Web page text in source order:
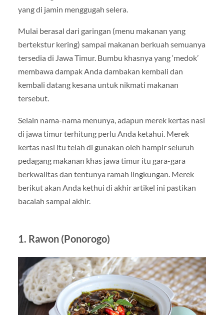
yang di jamin menggugah selera.
Mulai berasal dari garingan (menu makanan yang
bertekstur kering) sampai makanan berkuah semuanya
tersedia di Jawa Timur. Bumbu khasnya yang ‘medok’
membawa dampak Anda dambakan kembali dan
kembali datang kesana untuk nikmati makanan
tersebut.
Selain nama-nama menunya, adapun merek kertas nasi
di jawa timur terhitung perlu Anda ketahui. Merek
kertas nasi itu telah di gunakan oleh hampir seluruh
pedagang makanan khas jawa timur itu gara-gara
berkwalitas dan tentunya ramah lingkungan. Merek
berikut akan Anda kethui di akhir artikel ini pastikan
bacalah sampai akhir.
1. Rawon (Ponorogo)